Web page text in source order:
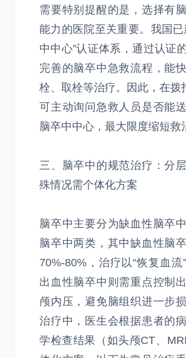
需要特别提醒的是，选择有
能力的医院至关重要。我国已
中中心”认证体系，通过认证
完善的脑卒中急救流程，能
栓、取栓等治疗。因此，在拨
可主动询问急救人员是否能
脑卒中中心，最大限度缩短救
三、脑卒中的规范治疗：分
殊情况需个体化方案
脑卒中主要分为缺血性脑卒
脑卒中两类，其中缺血性脑
70%-80%，治疗以“恢复血流
出血性脑卒中则需重点控制
颅内压，避免脑组织进一步
治疗中，医生会根据患者的
学检查结果（如头颅CT、